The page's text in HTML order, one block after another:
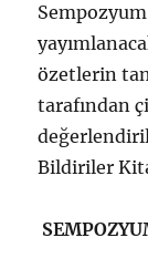
özetlerin
tarafından
Bildiriler